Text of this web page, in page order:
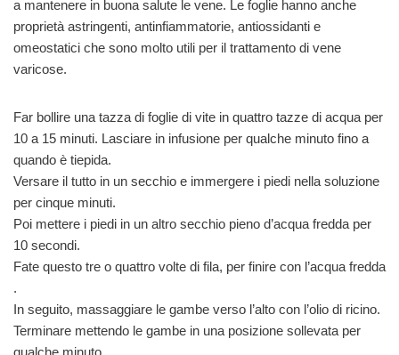
a mantenere in buona salute le vene. Le foglie hanno anche
proprietà astringenti, antinfiammatorie, antiossidanti e
omeostatici che sono molto utili per il trattamento di vene
varicose.
Far bollire una tazza di foglie di vite in quattro tazze di acqua per
10 a 15 minuti. Lasciare in infusione per qualche minuto fino a
quando è tiepida.
Versare il tutto in un secchio e immergere i piedi nella soluzione
per cinque minuti.
Poi mettere i piedi in un altro secchio pieno d’acqua fredda per
10 secondi.
Fate questo tre o quattro volte di fila, per finire con l’acqua fredda
.
In seguito, massaggiare le gambe verso l’alto con l’olio di ricino.
Terminare mettendo le gambe in una posizione sollevata per